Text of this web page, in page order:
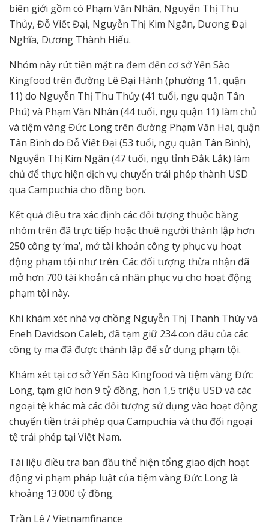
biên giới gồm có Phạm Văn Nhân, Nguyễn Thị Thu
Thủy, Đỗ Viết Đại, Nguyễn Thị Kim Ngân, Dương Đại
Nghĩa, Dương Thành Hiếu.
Nhóm này rút tiền mặt ra đem đến cơ sở Yến Sào
Kingfood trên đường Lê Đại Hành (phường 11, quận
11) do Nguyễn Thị Thu Thủy (41 tuổi, ngụ quận Tân
Phú) và Phạm Văn Nhân (44 tuổi, ngụ quận 11) làm chủ
và tiệm vàng Đức Long trên đường Phạm Văn Hai, quận
Tân Bình do Đỗ Viết Đại (53 tuổi, ngụ quận Tân Bình),
Nguyễn Thị Kim Ngân (47 tuổi, ngụ tỉnh Đắk Lắk) làm
chủ để thực hiện dịch vụ chuyển trái phép thành USD
qua Campuchia cho đồng bọn.
Kết quả điều tra xác định các đối tượng thuộc băng
nhóm trên đã trực tiếp hoặc thuê người thành lập hơn
250 công ty ‘ma’, mở tài khoản công ty phục vụ hoạt
động phạm tội như trên. Các đối tượng thừa nhận đã
mở hơn 700 tài khoản cá nhân phục vụ cho hoạt động
phạm tội này.
Khi khám xét nhà vợ chồng Nguyễn Thị Thanh Thúy và
Eneh Davidson Caleb, đã tạm giữ 234 con dấu của các
công ty ma đã được thành lập để sử dụng phạm tội.
Khám xét tại cơ sở Yến Sào Kingfood và tiệm vàng Đức
Long, tạm giữ hơn 9 tỷ đồng, hơn 1,5 triệu USD và các
ngoại tệ khác mà các đối tượng sử dụng vào hoạt động
chuyển tiền trái phép qua Campuchia và thu đổi ngoại
tệ trái phép tại Việt Nam.
Tài liệu điều tra ban đầu thể hiện tổng giao dịch hoạt
động vi phạm pháp luật của tiệm vàng Đức Long là
khoảng 13.000 tỷ đồng.
Trần Lê / Vietnamfinance